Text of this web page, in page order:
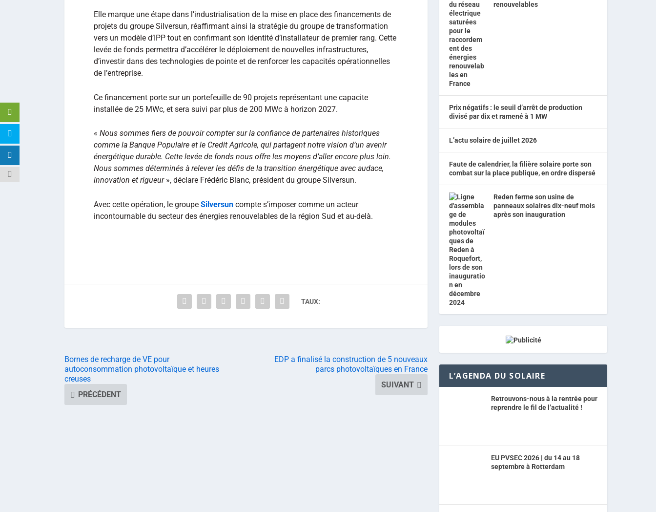
Elle marque une étape dans l’industrialisation de la mise en place des financements de
projets du groupe Silversun, réaffirmant ainsi la stratégie du groupe de transformation
vers un modèle d’IPP tout en confirmant son identité d’installateur de premier rang. Cette
levée de fonds permettra d’accélérer le déploiement de nouvelles infrastructures,
d’investir dans des technologies de pointe et de renforcer les capacités opérationnelles
de l’entreprise.
Ce financement porte sur un portefeuille de 90 projets représentant une capacite
installée de 25 MWc, et sera suivi par plus de 200 MWc à horizon 2027.
« Nous sommes fiers de pouvoir compter sur la confiance de partenaires historiques
comme la Banque Populaire et le Credit Agricole, qui partagent notre vision d’un avenir
énergétique durable. Cette levée de fonds nous offre les moyens d’aller encore plus loin.
Nous sommes déterminés à relever les défis de la transition énergétique avec audace,
innovation et rigueur», déclare Frédéric Blanc, président du groupe Silversun.
Avec cette opération, le groupe Silversun compte s’imposer comme un acteur
incontournable du secteur des énergies renouvelables de la région Sud et au-delà.
TAUX:
Bornes de recharge de VE pour
autoconsommation photovoltaïque et heures
creuses
PRÉCÉDENT
EDP a finalisé la construction de 5 nouveaux
parcs photovoltaïques en France
SUIVANT
renouvelables
Prix négatifs : le seuil d’arrêt de production
divisé par dix et ramené à 1 MW
L’actu solaire de juillet 2026
Faute de calendrier, la filière solaire porte son
combat sur la place publique, en ordre dispersé
Reden ferme son usine de
panneaux solaires dix-neuf mois
après son inauguration
L’AGENDA DU SOLAIRE
Retrouvons-nous à la rentrée pour
reprendre le fil de l’actualité !
EU PVSEC 2026 | du 14 au 18
septembre à Rotterdam